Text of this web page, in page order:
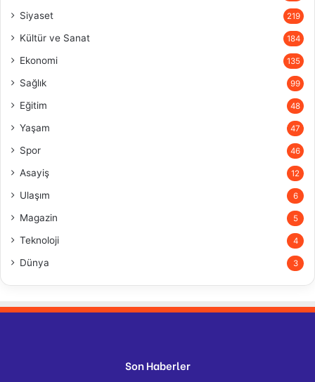
Siyaset 219
Kültür ve Sanat 184
Ekonomi 135
Sağlık 99
Eğitim 48
Yaşam 47
Spor 46
Asayiş 12
Ulaşım 6
Magazin 5
Teknoloji 4
Dünya 3
Son Haberler